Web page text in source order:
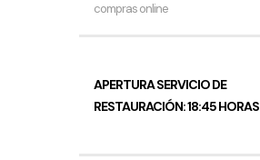
compras online
APERTURA SERVICIO DE
RESTAURACIÓN: 18:45 HORAS